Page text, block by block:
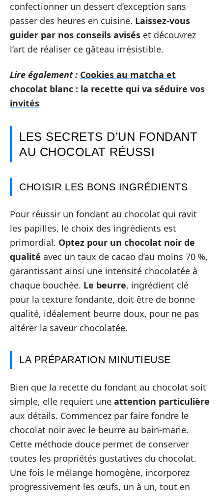
confectionner un dessert d’exception sans
passer des heures en cuisine. Laissez-vous
guider par nos conseils avisés et découvrez
l’art de réaliser ce gâteau irrésistible.
Lire également : Cookies au matcha et
chocolat blanc : la recette qui va séduire vos
invités
LES SECRETS D’UN FONDANT
AU CHOCOLAT RÉUSSI
CHOISIR LES BONS INGRÉDIENTS
Pour réussir un fondant au chocolat qui ravit
les papilles, le choix des ingrédients est
primordial. Optez pour un chocolat noir de
qualité avec un taux de cacao d’au moins 70 %,
garantissant ainsi une intensité chocolatée à
chaque bouchée. Le beurre, ingrédient clé
pour la texture fondante, doit être de bonne
qualité, idéalement beurre doux, pour ne pas
altérer la saveur chocolatée.
LA PRÉPARATION MINUTIEUSE
Bien que la recette du fondant au chocolat soit
simple, elle requiert une attention particulière
aux détails. Commencez par faire fondre le
chocolat noir avec le beurre au bain-marie.
Cette méthode douce permet de conserver
toutes les propriétés gustatives du chocolat.
Une fois le mélange homogène, incorporez
progressivement les œufs, un à un, tout en